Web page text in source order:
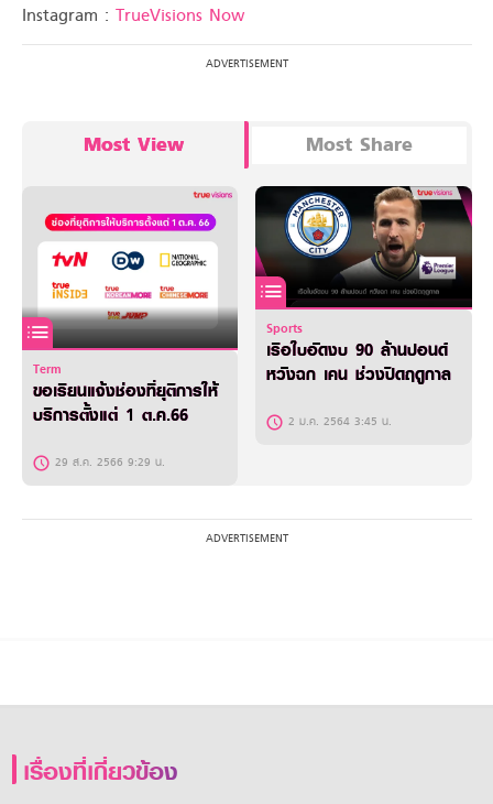
Instagram : TrueVisions Now
Most View Most Share
Term
ขอเรียนแจ้งช่องที่ยุติการให้
บริการตั้งแต่ 1 ต.ค.66
29 ส.ค. 2566 9:29 น.
Sports
เรือใบอัดงบ 90 ล้านปอนด์
หวังฉก เคน ช่วงปิดฤดูกาล
2 ม.ค. 2564 3:45 น.
เรื่องที่เกี่ยวข้อง